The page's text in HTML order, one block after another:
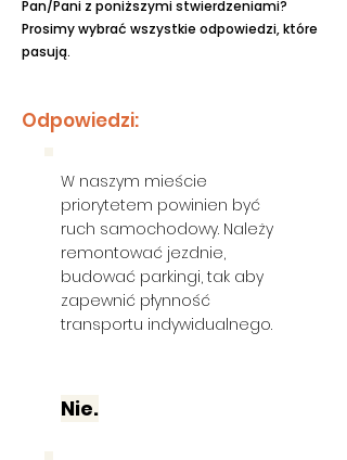
Pan/Pani z poniższymi stwierdzeniami?
Prosimy wybrać wszystkie odpowiedzi, które
pasują.
Odpowiedzi:
W naszym mieście
priorytetem powinien być
ruch samochodowy. Należy
remontować jezdnie,
budować parkingi, tak aby
zapewnić płynność
transportu indywidualnego.
Nie.